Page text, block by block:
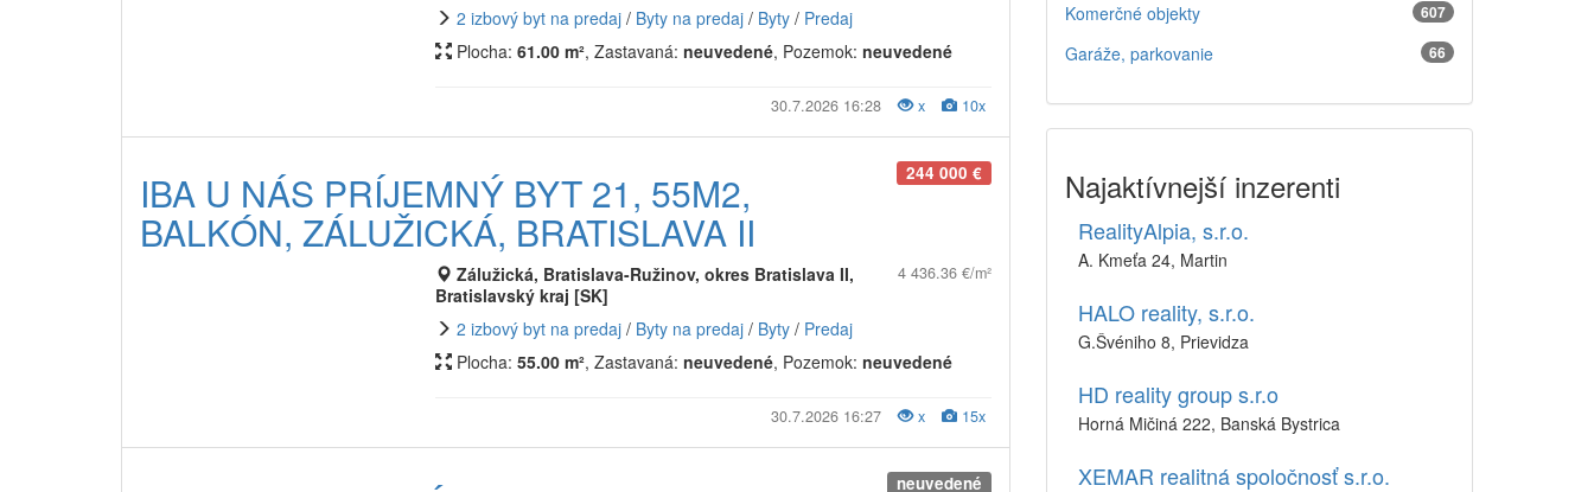
2 izbový byt na predaj / Byty na predaj / Byty / Predaj
Plocha:61.00 m², Zastavaná:neuvedené, Pozemok:neuvedené
30.7.2026 16:28 x 10x
IBA U NÁS PRÍJEMNÝ BYT 21, 55M2,
BALKÓN, ZÁLUŽICKÁ, BRATISLAVA II
244 000 €
Zálužická, Bratislava-Ružinov, okres Bratislava II,
Bratislavský kraj [SK]
4 436.36 €/m²
2 izbový byt na predaj / Byty na predaj / Byty / Predaj
Plocha:55.00 m², Zastavaná:neuvedené, Pozemok:neuvedené
30.7.2026 16:27 x 15x
neuvedené
607
Komerčné objekty
66
Garáže, parkovanie
Najaktívnejší inzerenti
RealityAlpia, s.r.o.
A. Kmeťa 24, Martin
HALO reality, s.r.o.
G.Švéniho 8, Prievidza
HD reality group s.r.o
Horná Mičiná 222, Banská Bystrica
XEMAR realitná spoločnosť s.r.o.